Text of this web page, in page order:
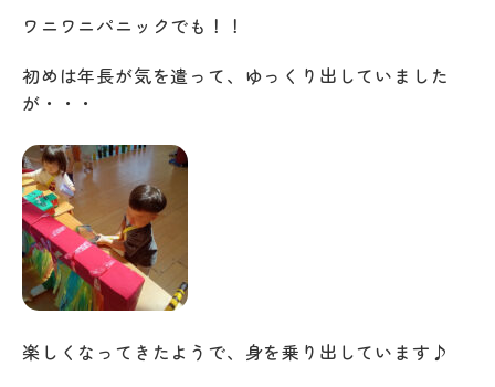
ワニワニパニックでも！！
初めは年長が気を遣って、ゆっくり出していました
が・・・
楽しくなってきたようで、身を乗り出しています♪